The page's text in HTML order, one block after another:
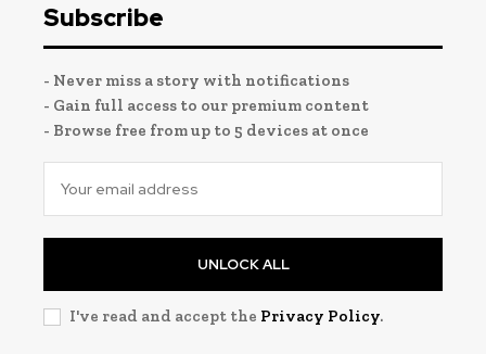
Subscribe
- Never miss a story with notifications
- Gain full access to our premium content
- Browse free from up to 5 devices at once
UNLOCK ALL
I've read and accept the Privacy Policy.